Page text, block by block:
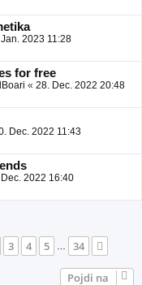
2023 11:28
for free
« 28. Dec. 2022 20:48
Dec. 2022 11:43
2022 16:40
34
3 4 5 … 34
Pojdi na